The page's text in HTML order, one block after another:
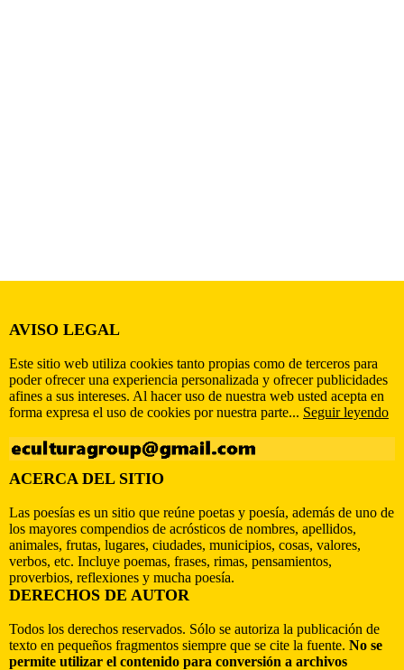
AVISO LEGAL
Este sitio web utiliza cookies tanto propias como de terceros para
poder ofrecer una experiencia personalizada y ofrecer publicidades
afines a sus intereses. Al hacer uso de nuestra web usted acepta en
forma expresa el uso de cookies por nuestra parte... Seguir leyendo
ACERCA DEL SITIO
Las poesías es un sitio que reúne poetas y poesía, además de uno de
los mayores compendios de acrósticos de nombres, apellidos,
animales, frutas, lugares, ciudades, municipios, cosas, valores,
verbos, etc. Incluye poemas, frases, rimas, pensamientos,
proverbios, reflexiones y mucha poesía.
DERECHOS DE AUTOR
Todos los derechos reservados. Sólo se autoriza la publicación de
texto en pequeños fragmentos siempre que se cite la fuente. No se
permite utilizar el contenido para conversión a archivos